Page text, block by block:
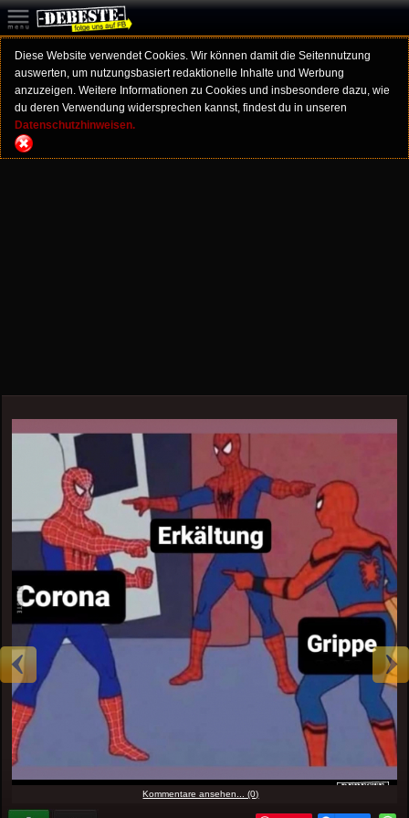
Diese Website verwendet Cookies. Wir können damit die Seitennutzung
auswerten, um nutzungsbasiert redaktionelle Inhalte und Werbung
anzuzeigen. Weitere Informationen zu Cookies und insbesondere dazu, wie
du deren Verwendung widersprechen kannst, findest du in unseren
Datenschutzhinweisen.
Kommentare ansehen... (0)